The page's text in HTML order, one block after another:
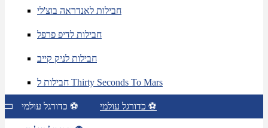
חבילות לאנדראה בוצ'לי
חבילות לדיפ פרפל
חבילות לניק קייב
חבילות ל Thirty Seconds To Mars
כדורגל עולמי ⚽ כדורגל עולמי ⚽